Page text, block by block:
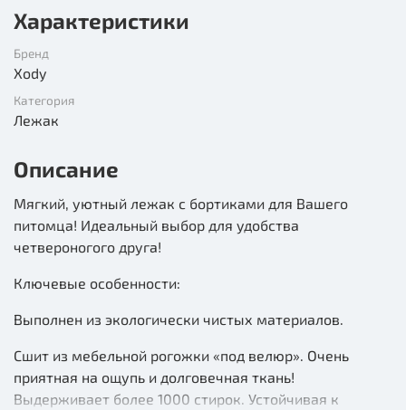
Характеристики
Бренд
Xody
Категория
Лежак
Описание
Мягкий, уютный лежак с бортиками для Вашего
питомца! Идеальный выбор для удобства
четвероногого друга!
Ключевые особенности:
Выполнен из экологически чистых материалов.
Сшит из мебельной рогожки «под велюр». Очень
приятная на ощупь и долговечная ткань!
Выдерживает более 1000 стирок. Устойчивая к